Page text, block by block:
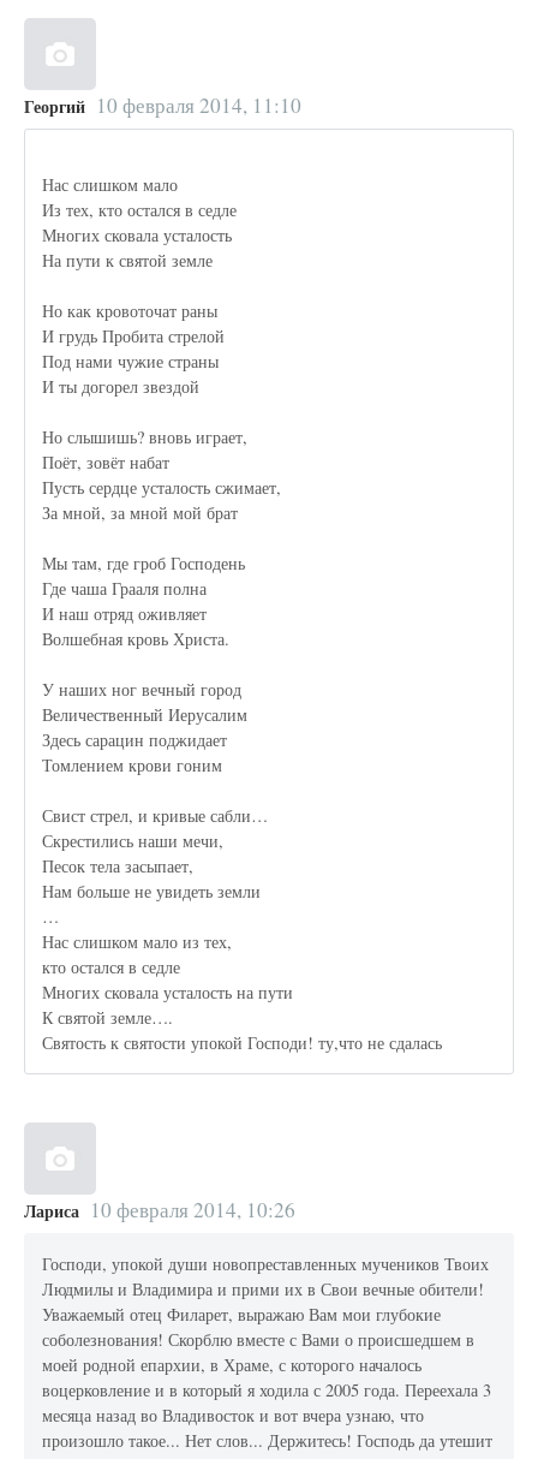
Георгий 10 февраля 2014, 11:10
Нас слишком мало
Из тех, кто остался в седле
Многих сковала усталость
На пути к святой земле
Но как кровоточат раны
И грудь Пробита стрелой
Под нами чужие страны
И ты догорел звездой
Но слышишь? вновь играет,
Поёт, зовёт набат
Пусть сердце усталость сжимает,
За мной, за мной мой брат
Мы там, где гроб Господень
Где чаша Грааля полна
И наш отряд оживляет
Волшебная кровь Христа.
У наших ног вечный город
Величественный Иерусалим
Здесь сарацин поджидает
Томлением крови гоним
Свист стрел, и кривые сабли…
Скрестились наши мечи,
Песок тела засыпает,
Нам больше не увидеть земли
…
Нас слишком мало из тех,
кто остался в седле
Многих сковала усталость на пути
К святой земле….
Святость к святости упокой Господи! ту,что не сдалась
Лариса 10 февраля 2014, 10:26
Господи, упокой души новопреставленных мучеников Твоих
Людмилы и Владимира и прими их в Свои вечные обители!
Уважаемый отец Филарет, выражаю Вам мои глубокие
соболезнования! Скорблю вместе с Вами о происшедшем в
моей родной епархии, в Храме, с которого началось
воцерковление и в который я ходила с 2005 года. Переехала 3
месяца назад во Владивосток и вот вчера узнаю, что
произошло такое... Нет слов... Держитесь! Господь да утешит